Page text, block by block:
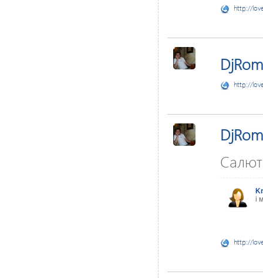
http://
http://
і
http://